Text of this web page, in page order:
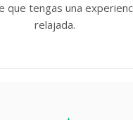
que tengas una
relajada.